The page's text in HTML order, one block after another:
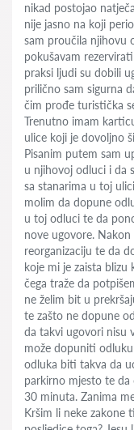
nikad postojao
nije jasno na koji
sam proučila njihovu
pokušavam
praksi ljudi su dobili
prilično sam sigurna
čim prođe turistička
Trenutno imam
ulice koji je dovoljno
Pisanim putem sam
u njihovoj odluci i da
sa stanarima u toj
molim da dopune
u toj odluci te da
nove ugovore.
reorganizaciju te da
koje mi je zaista
čega traže da
ne želim bit u
te zašto ne dopune
da takvi ugovori nisu
može dopuniti
odluka biti takva da
parkirno mjesto te
30 minuta. Zanima
Kršim li neke zakone